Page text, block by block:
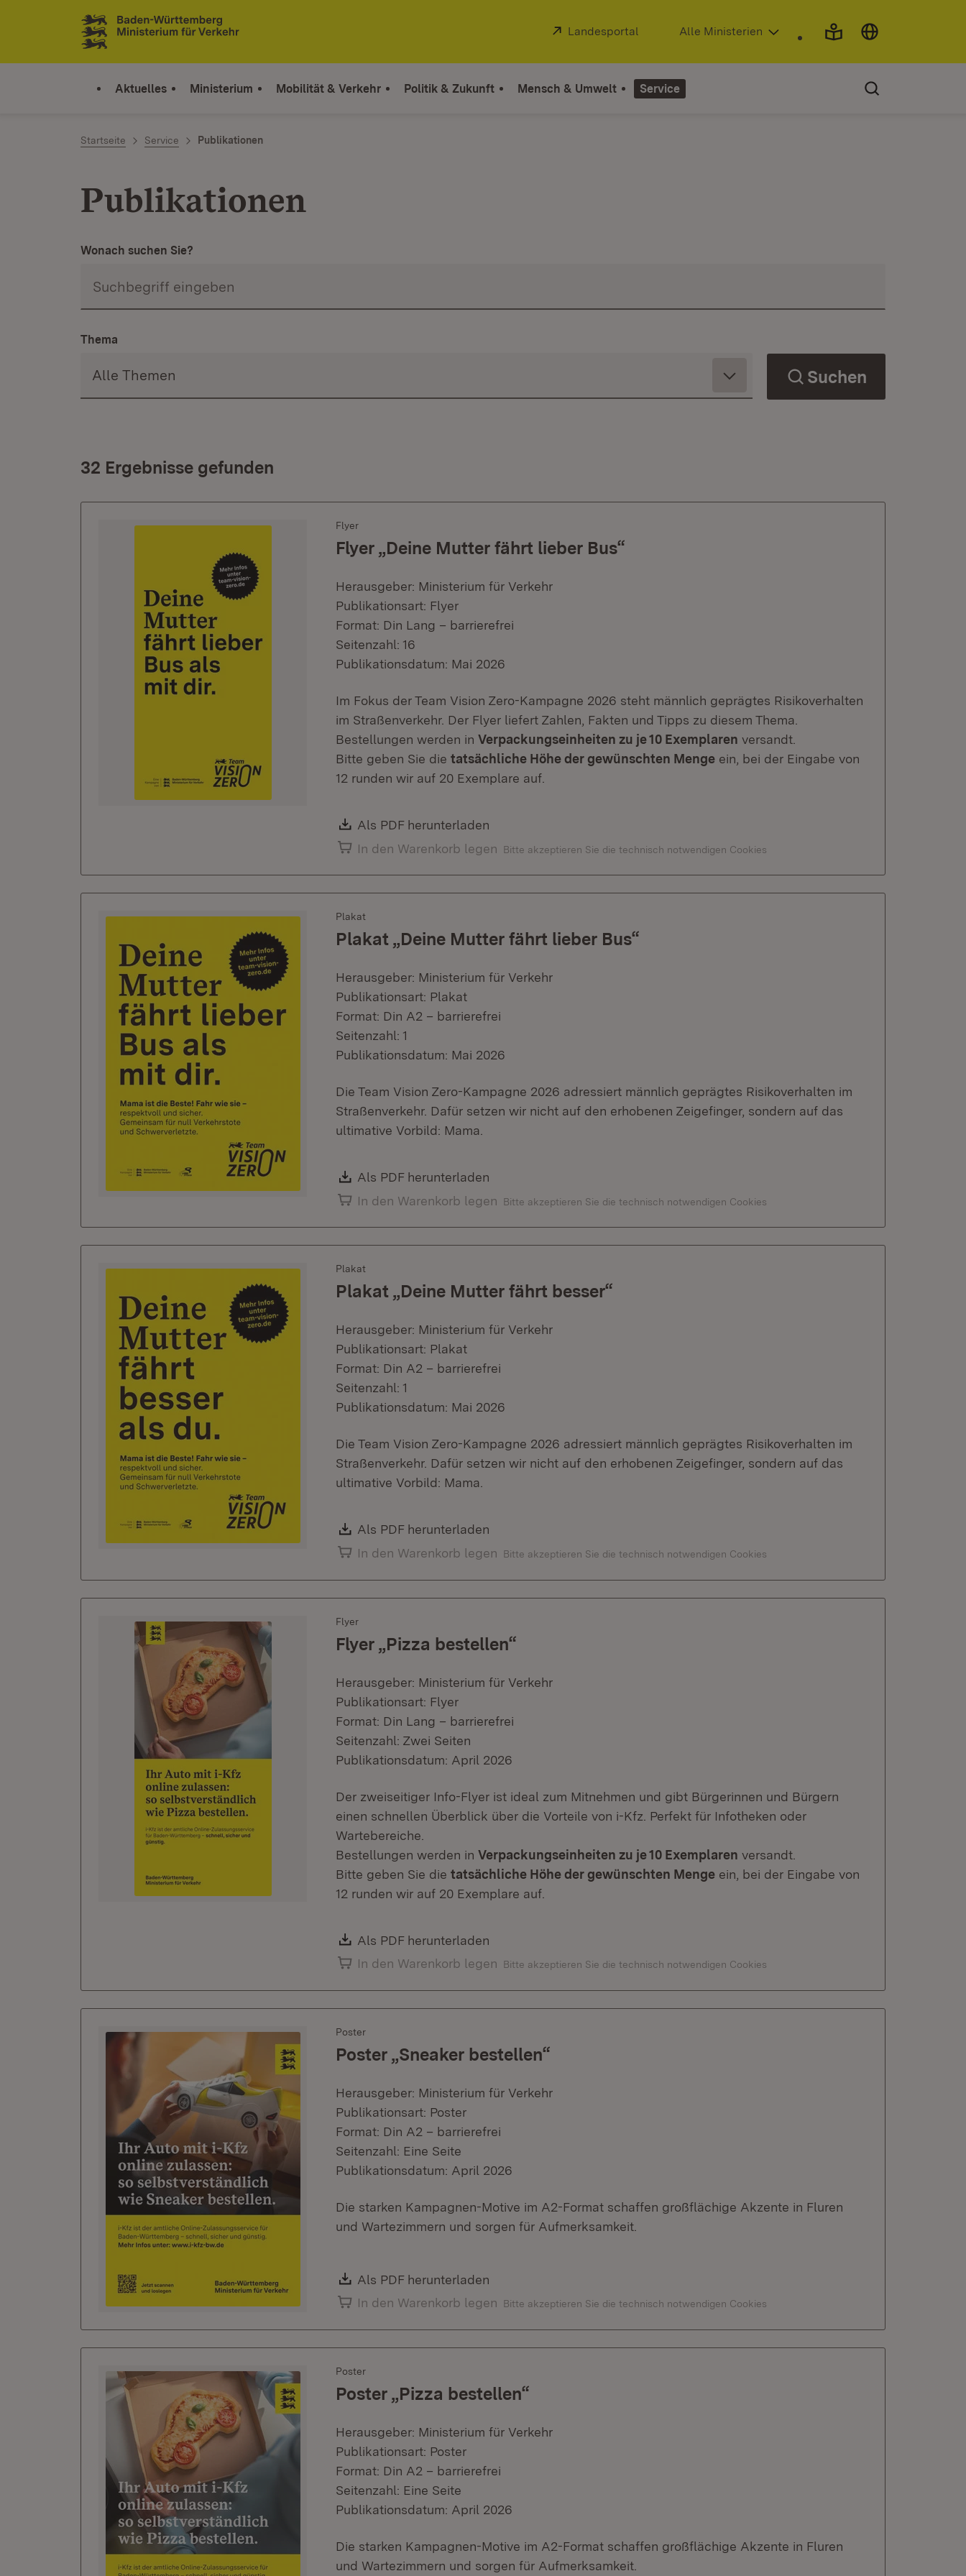
Zum Inhalt springen
Link zur Startseite
Extern:
Landesportal (Öffnet in neuem Fenster)
Alle Ministerien
Aktuelles Ministerium Mobilität & Verkehr Politik & Zukunft Mensch & Umwelt Service
Startseite Service Publikationen
Publikationen
Wonach suchen Sie?
Thema
Suchen
32 Ergebnisse gefunden
Flyer
Flyer „Deine Mutter fährt lieber Bus“
Herausgeber: Ministerium für Verkehr
Publikationsart: Flyer
Format: Din Lang – barrierefrei
Seitenzahl: 16
Publikationsdatum: Mai 2026
Im Fokus der Team Vision Zero-Kampagne 2026 steht männlich geprägtes Risikoverhalten
im Straßenverkehr. Der Flyer liefert Zahlen, Fakten und Tipps zu diesem Thema.
Bestellungen werden in Verpackungseinheiten zu je 10 Exemplaren versandt.
Bitte geben Sie die tatsächliche Höhe der gewünschten Menge ein, bei der Eingabe von
12 runden wir auf 20 Exemplare auf.
Download:
Als PDF herunterladen
In den Warenkorb legen
Bitte akzeptieren Sie die technisch notwendigen Cookies
Plakat
Plakat „Deine Mutter fährt lieber Bus“
Herausgeber: Ministerium für Verkehr
Publikationsart: Plakat
Format: Din A2 – barrierefrei
Seitenzahl: 1
Publikationsdatum: Mai 2026
Die Team Vision Zero-Kampagne 2026 adressiert männlich geprägtes Risikoverhalten im
Straßenverkehr. Dafür setzen wir nicht auf den erhobenen Zeigefinger, sondern auf das
ultimative Vorbild: Mama.
Download:
Als PDF herunterladen
In den Warenkorb legen
Bitte akzeptieren Sie die technisch notwendigen Cookies
Plakat
Plakat „Deine Mutter fährt besser“
Herausgeber: Ministerium für Verkehr
Publikationsart: Plakat
Format: Din A2 – barrierefrei
Seitenzahl: 1
Publikationsdatum: Mai 2026
Die Team Vision Zero-Kampagne 2026 adressiert männlich geprägtes Risikoverhalten im
Straßenverkehr. Dafür setzen wir nicht auf den erhobenen Zeigefinger, sondern auf das
ultimative Vorbild: Mama.
Download:
Als PDF herunterladen
In den Warenkorb legen
Bitte akzeptieren Sie die technisch notwendigen Cookies
Flyer
Flyer „Pizza bestellen“
Herausgeber: Ministerium für Verkehr
Publikationsart: Flyer
Format: Din Lang – barrierefrei
Seitenzahl: Zwei Seiten
Publikationsdatum: April 2026
Der zweiseitiger Info-Flyer ist ideal zum Mitnehmen und gibt Bürgerinnen und Bürgern
einen schnellen Überblick über die Vorteile von i-Kfz. Perfekt für Infotheken oder
Wartebereiche.
Bestellungen werden in Verpackungseinheiten zu je 10 Exemplaren versandt.
Bitte geben Sie die tatsächliche Höhe der gewünschten Menge ein, bei der Eingabe von
12 runden wir auf 20 Exemplare auf.
Download:
Als PDF herunterladen
In den Warenkorb legen
Bitte akzeptieren Sie die technisch notwendigen Cookies
Poster
Poster „Sneaker bestellen“
Herausgeber: Ministerium für Verkehr
Publikationsart: Poster
Format: Din A2 – barrierefrei
Seitenzahl: Eine Seite
Publikationsdatum: April 2026
Die starken Kampagnen-Motive im A2-Format schaffen großflächige Akzente in Fluren
und Wartezimmern und sorgen für Aufmerksamkeit.
Download:
Als PDF herunterladen
In den Warenkorb legen
Bitte akzeptieren Sie die technisch notwendigen Cookies
Poster
Poster „Pizza bestellen“
Herausgeber: Ministerium für Verkehr
Publikationsart: Poster
Format: Din A2 – barrierefrei
Seitenzahl: Eine Seite
Publikationsdatum: April 2026
Die starken Kampagnen-Motive im A2-Format schaffen großflächige Akzente in Fluren
und Wartezimmern und sorgen für Aufmerksamkeit.